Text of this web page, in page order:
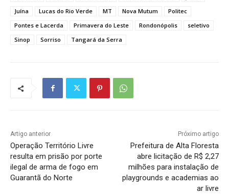
Juína
Lucas do Rio Verde MT Nova Mutum
Politec
Pontes e Lacerda
Primavera do Leste Rondonópolis
seletivo
Sinop
Sorriso Tangará da Serra
Artigo anterior
Operação Território Livre
resulta em prisão por porte
ilegal de arma de fogo em
Guarantã do Norte
Próximo artigo
Prefeitura de Alta Floresta
abre licitação de R$ 2,27
milhões para instalação de
playgrounds e academias ao
ar livre